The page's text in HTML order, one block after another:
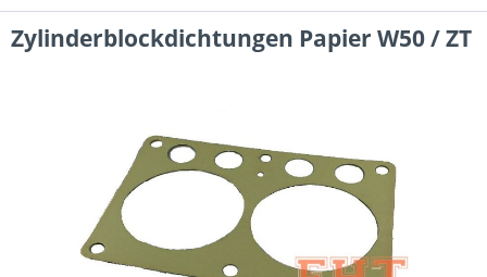
Zylinderblockdichtungen Papier W50 / ZT